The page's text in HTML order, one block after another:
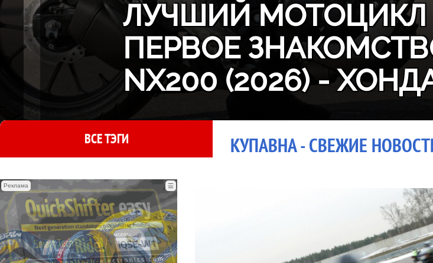
ЛУЧШИЙ МОТОЦИКЛ
ПЕРВОЕ
NX200 (2026) -
ВСЕ ТЭГИ КУПАВНА - СВЕЖИЕ
Реклама ☰